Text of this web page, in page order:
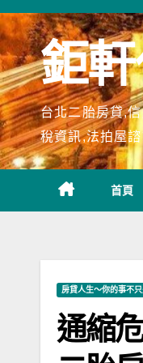
Skip
to
content鉅
台北二胎房貸,
稅資訊,法拍屋
首頁
房貸人生～你的事不
通縮